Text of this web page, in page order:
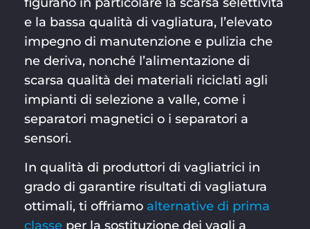
e la bassa qualità di vagliatura, l’elevato
impegno di manutenzione e pulizia che
ne deriva, nonché l’alimentazione di
scarsa qualità dei materiali riciclati agli
impianti di selezione a valle, come i
separatori magnetici o i separatori a
sensori.
In qualità di produttori di vagliatrici in
grado di garantire risultati di vagliatura
ottimali, ti offriamo alternative di prima
classeper la sostituzione dei vagli a